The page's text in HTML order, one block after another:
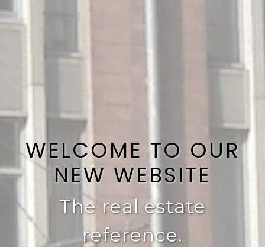
WELCOME TO OUR
NEW WEBSITE
The real estate
reference.